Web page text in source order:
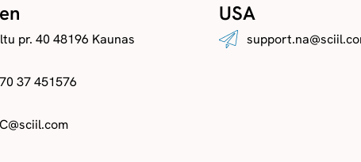
pr. 40 48196 Kaunas
37 451576
USA